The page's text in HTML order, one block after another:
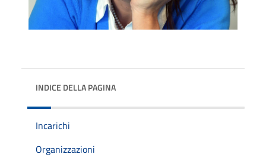
INDICE DELLA PAGINA
Incarichi
Organizzazioni